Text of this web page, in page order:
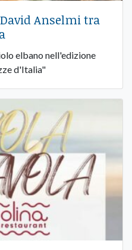
Anselmi tra
elbano nell'edizione
d'Italia"